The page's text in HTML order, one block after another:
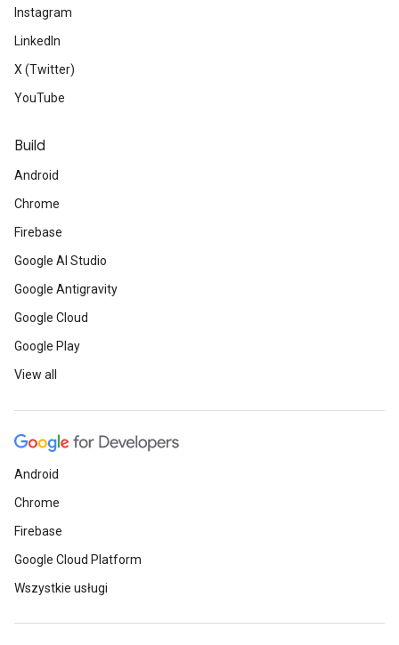
Instagram
LinkedIn
X (Twitter)
YouTube
Build
Android
Chrome
Firebase
Google AI Studio
Google Antigravity
Google Cloud
Google Play
View all
Android
Chrome
Firebase
Google Cloud Platform
Wszystkie usługi